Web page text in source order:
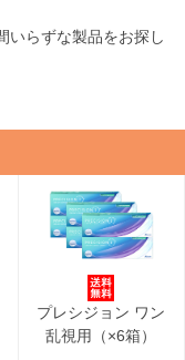
いらずな製品をお探し
プレシジョン ワン
乱視用（×6箱）